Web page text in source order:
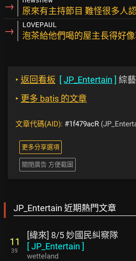
→ 原來有主持節目 難怪很多人
→ LOVEPAUL
泡茶給他們喝的屋主長得好
‣ 返回看板 [JP_Entertain ] 綜藝
‣ 更多 batis 的文章
文章代碼(AID): #1f479acR
更多分享選項
關閉廣告 方便截圖
JP_Entertain 近期熱門文章
11
39
[緯來] 8/5 妙國民糾察隊
[JP_Entertain ]
wetteland